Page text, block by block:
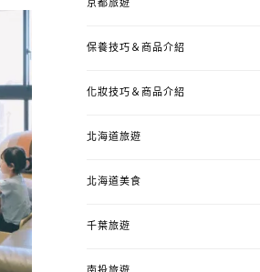
京都旅遊
保養技巧＆商品介紹
化妝技巧＆商品介紹
北海道旅遊
北海道美食
千葉旅遊